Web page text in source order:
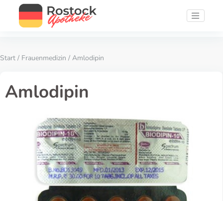
Start / Frauenmedizin / Amlodipin
Amlodipin